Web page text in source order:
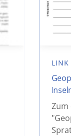
LINK